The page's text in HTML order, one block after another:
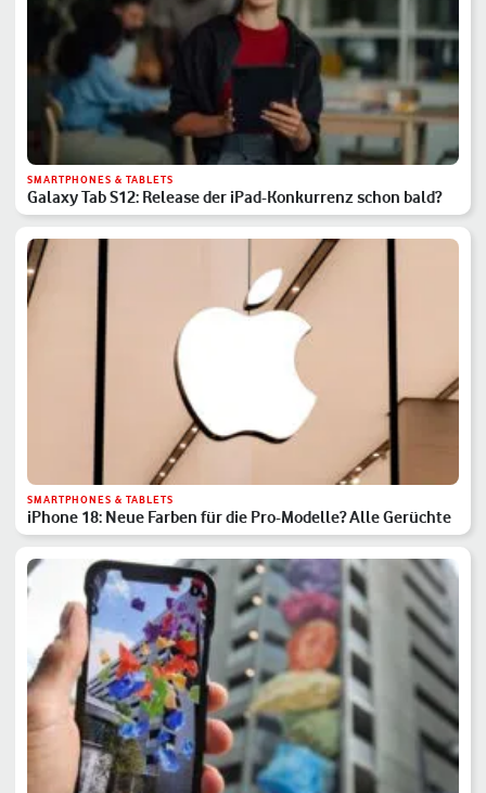
SMARTPHONES & TABLETS
Galaxy Tab S12: Release der iPad-Konkurrenz schon bald?
SMARTPHONES & TABLETS
iPhone 18: Neue Farben für die Pro-Modelle? Alle Gerüchte